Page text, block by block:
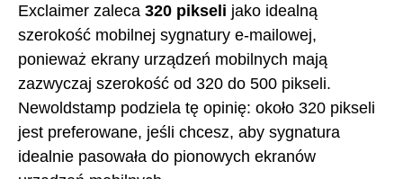
Exclaimer zaleca 320 pikseli jako idealną
szerokość mobilnej sygnatury e-mailowej,
ponieważ ekrany urządzeń mobilnych mają
zazwyczaj szerokość od 320 do 500 pikseli.
Newoldstamp podziela tę opinię: około 320 pikseli
jest preferowane, jeśli chcesz, aby sygnatura
idealnie pasowała do pionowych ekranów